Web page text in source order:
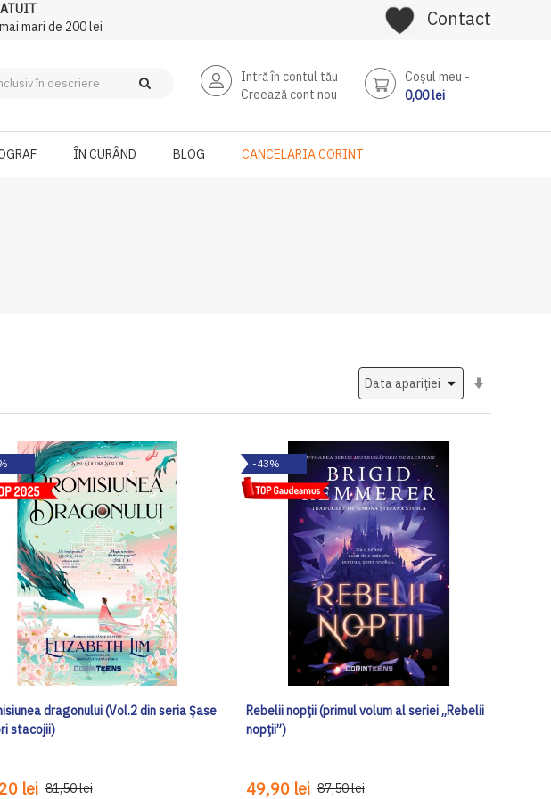
mari de 200 lei
Contact
Intră în contul tău
Creează cont nou
Coşul meu
0,00 lei
ÎN CURÂND BLOG CANCELARIA CORINT
dragonului (Vol.2 din seria Șase
stacojii)
lei 81,50 lei
-43%
Rebelii nopții (primul volum al seriei „Rebelii
nopții”)
49,90 lei 87,50 lei